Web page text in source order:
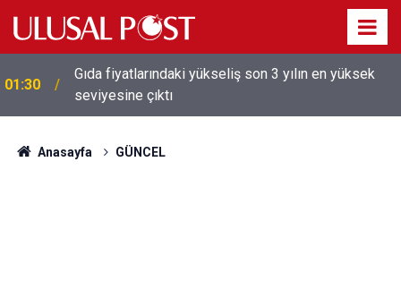
01:30
Gıda fiyatlarındaki yükseliş son 3 yılın en yüksek
seviyesine çıktı
01:26
Galatasaray'dan sekiz kişi hakkında savcılığa suç
duyurusu
Anasayfa GÜNCEL